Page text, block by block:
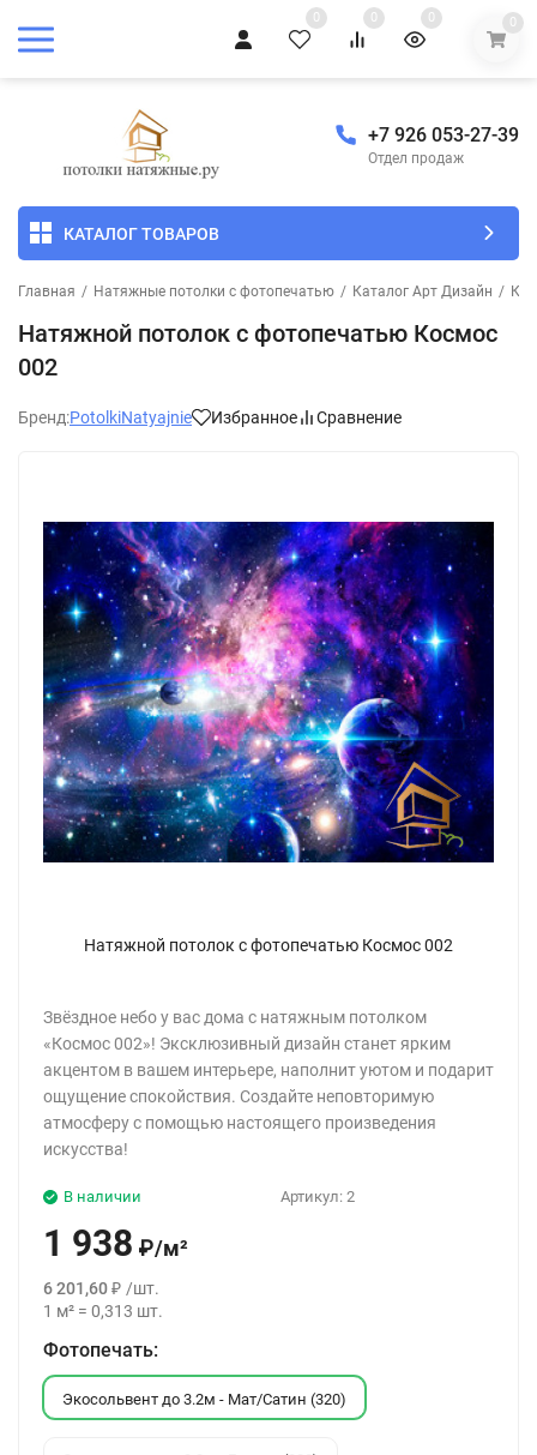
0 0 0 0
+7 926 053-27-39
Отдел продаж
КАТАЛОГ ТОВАРОВ
Главная / Натяжные потолки с фотопечатью / Каталог Арт Дизайн /
Натяжной потолок с фотопечатью Космос
002
Бренд:PotolkiNatyajnie Избранное Сравнение
Натяжной потолок с фотопечатью Космос 002
Звёздное небо у вас дома с натяжным потолком
«Космос 002»! Эксклюзивный дизайн станет ярким
акцентом в вашем интерьере, наполнит уютом и подарит
ощущение спокойствия. Создайте неповторимую
атмосферу с помощью настоящего произведения
искусства!
Артикул: 2
В наличии
1 938 ₽/м²
6 201,60₽ /шт.
1 м² = 0,313 шт.
Фотопечать:
Экосольвент до 3.2м - Мат/Сатин (320)